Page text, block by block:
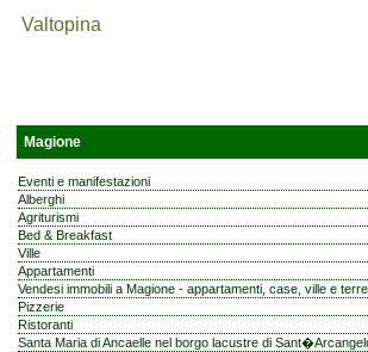
Valtopina
Magione
Eventi e manifestazioni
Alberghi
Agriturismi
Bed & Breakfast
Ville
Appartamenti
Vendesi immobili a Magione - appartamenti, case, ville e
Pizzerie
Ristoranti
Santa Maria di Ancaelle nel borgo lacustre di